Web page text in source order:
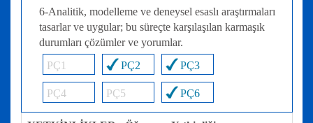
6-Analitik, modelleme ve deneysel esaslı araştırmaları
tasarlar ve uygular; bu süreçte karşılaşılan karmaşık
durumları çözümler ve yorumlar.
PÇ1
PÇ2 PÇ3
PÇ4 PÇ5 PÇ6